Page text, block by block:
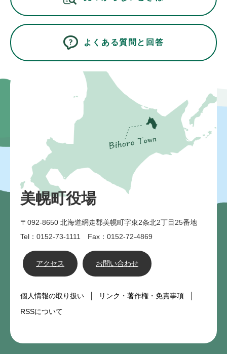
よくある質問と回答
美幌町役場
〒092-8650 北海道網走郡美幌町字東2条北2丁目25番地
Tel：0152-73-1111 Fax：0152-72-4869
アクセス お問い合わせ
個人情報の取り扱い
リンク・著作権・免責事項
RSSについて